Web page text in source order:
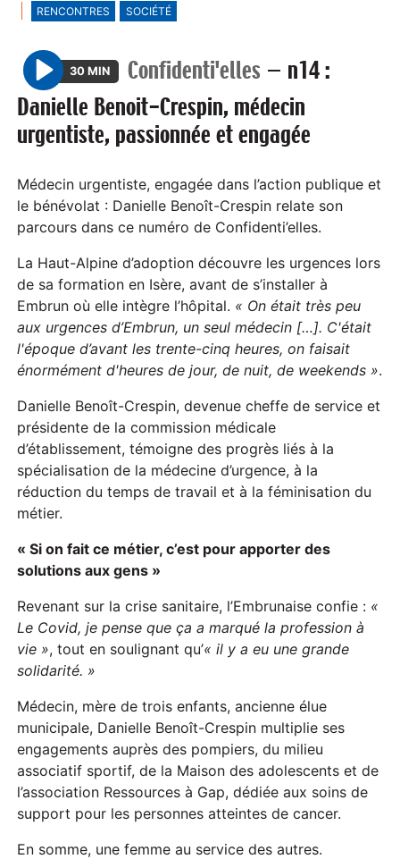
RENCONTRES SOCIÉTÉ
P
l
a
30 MIN Confidenti'elles — n14 :
Danielle Benoit-Crespin, médecin
urgentiste, passionnée et engagée
Médecin urgentiste, engagée dans l’action publique et
le bénévolat : Danielle Benoît-Crespin relate son
parcours dans ce numéro de Confidenti’elles.
La Haut-Alpine d’adoption découvre les urgences lors
de sa formation en Isère, avant de s’installer à
Embrun où elle intègre l’hôpital. « On était très peu
aux urgences d’Embrun, un seul médecin […]. C'était
l'époque d’avant les trente-cinq heures, on faisait
énormément d'heures de jour, de nuit, de weekends ».
Danielle Benoît-Crespin, devenue cheffe de service et
présidente de la commission médicale
d’établissement, témoigne des progrès liés à la
spécialisation de la médecine d’urgence, à la
réduction du temps de travail et à la féminisation du
métier.
« Si on fait ce métier, c’est pour apporter des
solutions aux gens »
Revenant sur la crise sanitaire, l’Embrunaise confie : «
Le Covid, je pense que ça a marqué la profession à
vie », tout en soulignant qu’« il y a eu une grande
solidarité. »
Médecin, mère de trois enfants, ancienne élue
municipale, Danielle Benoît-Crespin multiplie ses
engagements auprès des pompiers, du milieu
associatif sportif, de la Maison des adolescents et de
l’association Ressources à Gap, dédiée aux soins de
support pour les personnes atteintes de cancer.
En somme, une femme au service des autres.